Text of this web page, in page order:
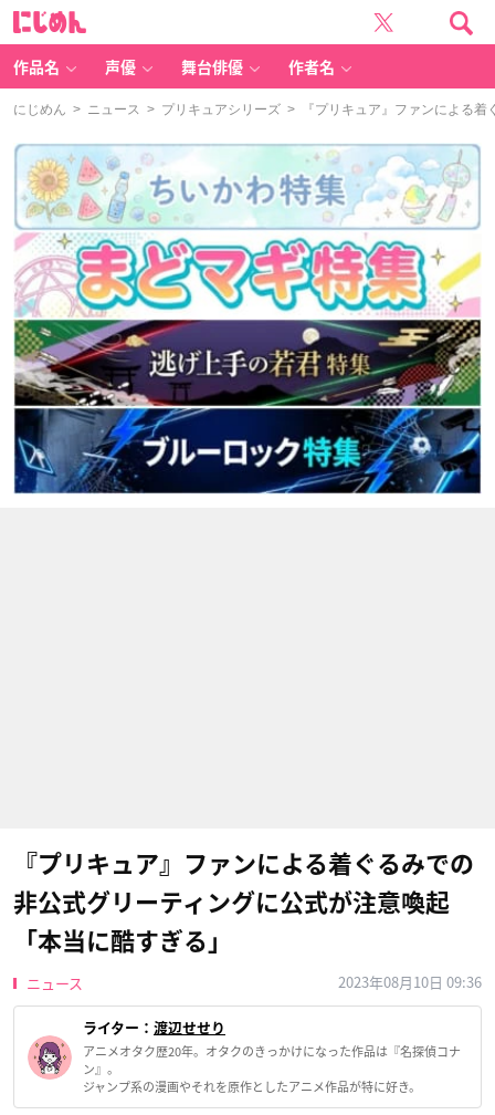
作品名 声優 舞台俳優 作者名
にじめん > ニュース > プリキュアシリーズ > 『プリキュア』ファンによる着
『プリキュア』ファンによる着ぐるみでの
非公式グリーティングに公式が注意喚起
「本当に酷すぎる」
ニュース 2023年08月10日 09:36
ライター： 渡辺せせり
アニメオタク歴20年。オタクのきっかけになった作品は『名探偵コナ
ン』。
ジャンプ系の漫画やそれを原作としたアニメ作品が特に好き。